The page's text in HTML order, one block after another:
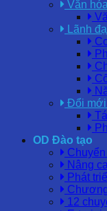
Văn
Lãnh
Đổi
OD Đào tạo
Nâng
Phát
12